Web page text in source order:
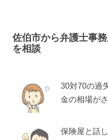
佐伯市から弁護士事
を相談
30対70の過
金の相場が
保険屋と話